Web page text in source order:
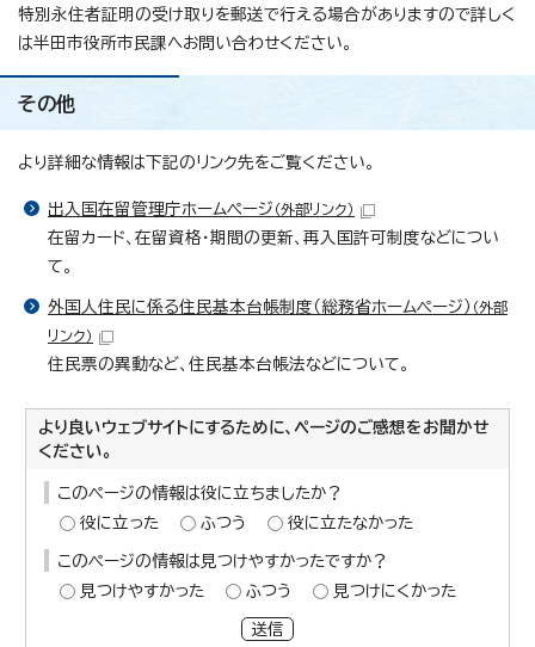
特別永住者証明の受け取りを郵送で行える場合がありますので詳しく
は半田市役所市民課へお問い合わせください。
その他
より詳細な情報は下記のリンク先をご覧ください。
出入国在留管理庁ホームページ （外部リンク）
在留カード、在留資格・期間の更新、再入国許可制度などについ
て。
外国人住民に係る住民基本台帳制度（総務省ホームページ） （外部
リンク）
住民票の異動など、住民基本台帳法などについて。
より良いウェブサイトにするために、ページのご感想をお聞かせ
ください。
このページの情報は役に立ちましたか？
役に立った
ふつう 役に立たなかった
このページの情報は見つけやすかったですか？
見つけやすかった
ふつう 見つけにくかった
送信